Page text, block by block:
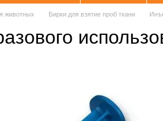
животных Бирки для взятие проб ткани